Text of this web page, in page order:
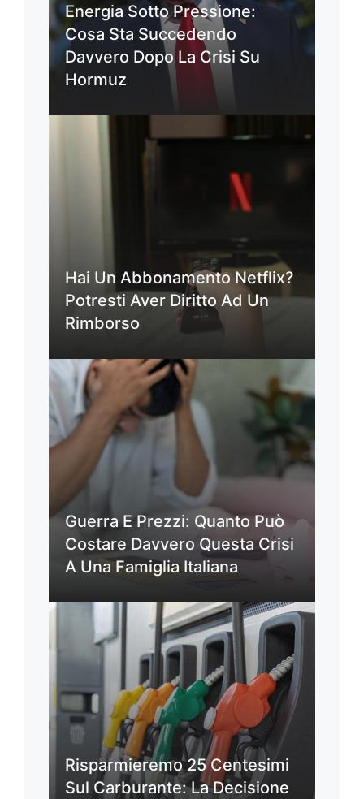
Energia Sotto Pressione:
Cosa Sta Succedendo
Davvero Dopo La Crisi Su
Hormuz
Hai Un Abbonamento Netflix?
Potresti Aver Diritto Ad Un
Rimborso
Guerra E Prezzi: Quanto Può
Costare Davvero Questa Crisi
A Una Famiglia Italiana
Risparmieremo 25 Centesimi
Sul Carburante: La Decisione